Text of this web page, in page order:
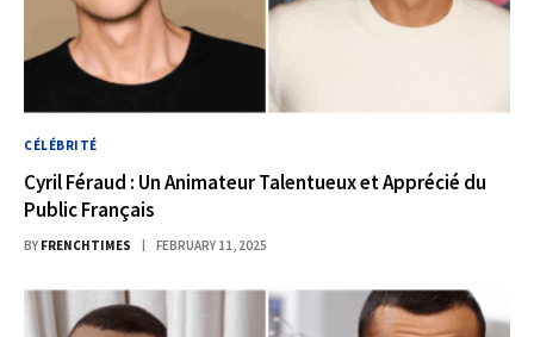
CÉLÉBRITÉ
Cyril Féraud : Un Animateur Talentueux et Apprécié du
Public Français
BY FRENCHTIMES FEBRUARY 11, 2025